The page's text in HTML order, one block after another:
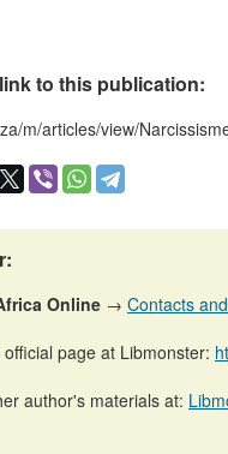
to this publication:
m/articles/view/
Online → Contacts
page at Libmonster:
author's materials at: